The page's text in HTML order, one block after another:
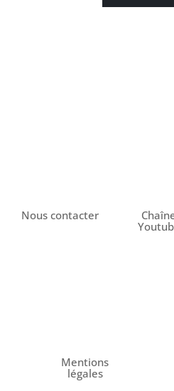
Nous contacter
Mentions
légales